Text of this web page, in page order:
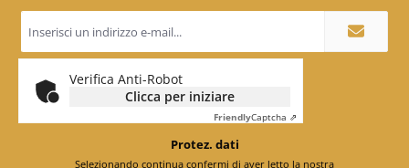
e-
mail
*
Verifica Anti-Robot
Clicca per iniziare
FriendlyCaptcha ⇗
Protez. dati